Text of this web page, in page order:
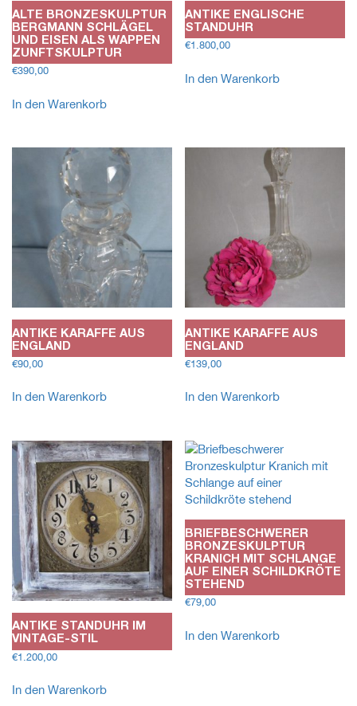
ALTE BRONZESKULPTUR
BERGMANN SCHLÄGEL
UND EISEN ALS WAPPEN
ZUNFTSKULPTUR
€390,00
In den Warenkorb
ANTIKE ENGLISCHE
STANDUHR
€1.800,00
In den Warenkorb
ANTIKE KARAFFE AUS
ENGLAND
€90,00
In den Warenkorb
ANTIKE KARAFFE AUS
ENGLAND
€139,00
In den Warenkorb
ANTIKE STANDUHR IM
VINTAGE-STIL
€1.200,00
In den Warenkorb
BRIEFBESCHWERER
BRONZESKULPTUR
KRANICH MIT SCHLANGE
AUF EINER SCHILDKRÖTE
STEHEND
€79,00
In den Warenkorb